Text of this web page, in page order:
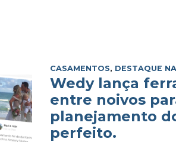
CASAMENTOS, DESTAQUE
Wedy lança
entre noivos
planejamento
perfeito.